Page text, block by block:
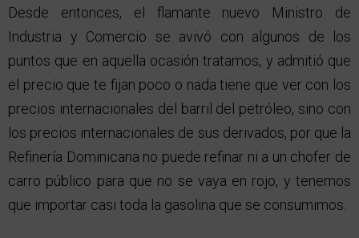
Desde entonces, el flamante nuevo Ministro de
Industria y Comercio se avivó con algunos de los
puntos que en aquella ocasión tratamos, y admitió que
el precio que te fijan poco o nada tiene que ver con los
precios internacionales del barril del petróleo, sino con
los precios internacionales de sus derivados, por que la
Refinería Dominicana no puede refinar ni a un chofer de
carro público para que no se vaya en rojo, y tenemos
que importar casi toda la gasolina que se consumimos.